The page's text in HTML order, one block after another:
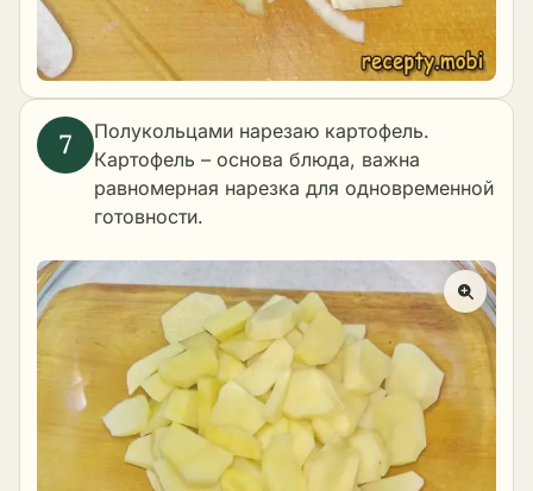
Полукольцами нарезаю картофель.
Картофель – основа блюда, важна
равномерная нарезка для одновременной
готовности.